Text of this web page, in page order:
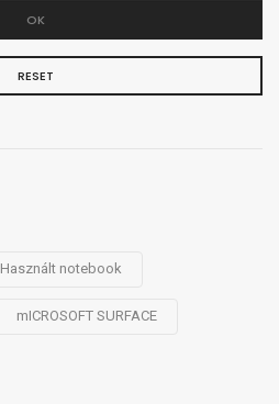
OK
RESET
Használt notebook
mICROSOFT SURFACE